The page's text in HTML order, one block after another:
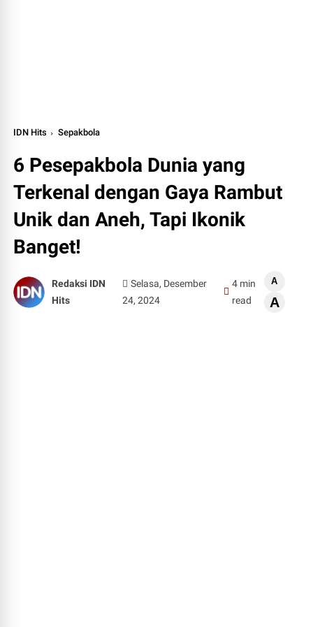
IDN Hits Sepakbola
6 Pesepakbola Dunia yang
Terkenal dengan Gaya Rambut
Unik dan Aneh, Tapi Ikonik
Banget!
Redaksi IDN
Hits
Selasa, Desember
24, 2024
4 min
read
A
A